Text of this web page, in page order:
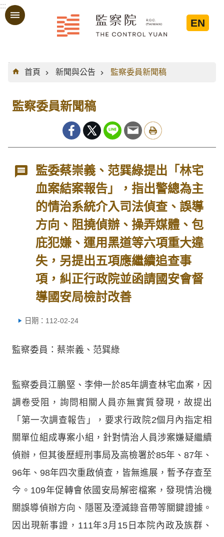
跳到主要內容區塊
:::
EN
:::
首頁
新聞與公告 監察委員新聞稿
監察委員新聞稿
監委蔡崇義、范巽綠提出「林宅
血案結案報告」，指出警總為主
的情治系統介入司法偵查、誤導
方向、阻撓偵辦、操弄媒體、包
庇犯嫌、運用黑道等六項重大違
失，另提出五項應繼續追查事
項，糾正行政院並函請國安會督
導國安局檢討改善
日期：112-02-24
監察委員：蔡崇義、范巽綠
監察委員江鵬堅、李伸一於85年調查林宅血案，因
調卷受阻，詢問相關人員亦無實質發現，故提出
「第一次調查報告」，要求行政院2個月內指定相
關單位組成專案小組，針對情治人員涉案嫌疑繼續
偵辦，但其後歷經刑事局及高檢署於85年、87年、
96年、98年四次重啟偵查，皆無進展，暫予存查至
今。109年促轉會依國安局解密檔案，發現情治機
關誤導偵辦方向、隱匿及湮滅錄音帶等關鍵證據。
因出現新事證，111年3月15日本院內政及族群、